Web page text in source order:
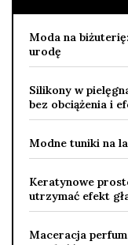
Moda na
urodę
Silikony w
bez obciążenia i
Modne tuniki na
Keratynowe
utrzymać efekt
Maceracja